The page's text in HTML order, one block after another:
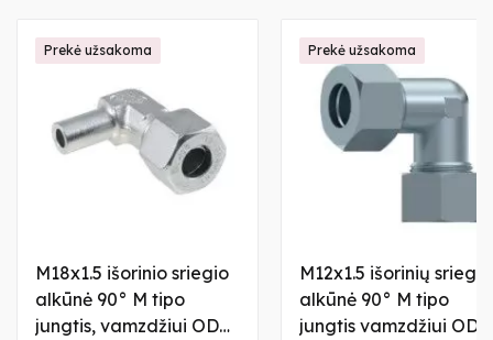
M18x1.5 išorinio sriegio
alkūnė 90° M tipo
jungtis, vamzdžiui OD
Prekė užsakoma
M12x1.5 išorinių sriegių
alkūnė 90° M tipo
jungtis vamzdžiui OD 6
Prekė užsakoma